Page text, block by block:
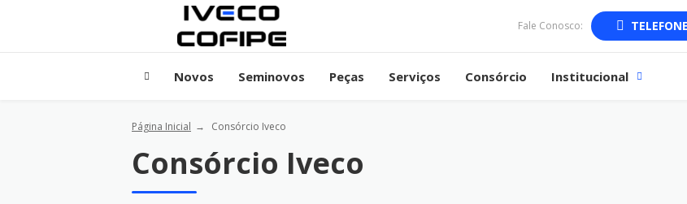
Fale Conosco:
Novos Seminovos Peças Serviços Consórcio Institucional
Página Inicial Consórcio Iveco
Consórcio Iveco